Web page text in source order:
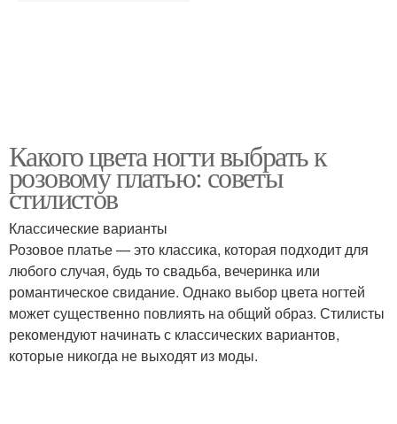
Какого цвета ногти выбрать к
розовому платью: советы
стилистов
Классические варианты
Розовое платье — это классика, которая подходит для
любого случая, будь то свадьба, вечеринка или
романтическое свидание. Однако выбор цвета ногтей
может существенно повлиять на общий образ. Стилисты
рекомендуют начинать с классических вариантов,
которые никогда не выходят из моды.